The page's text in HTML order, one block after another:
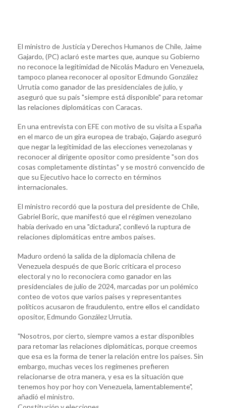
El ministro de Justicia y Derechos Humanos de Chile, Jaime
Gajardo, (PC) aclaró este martes que, aunque su Gobierno
no reconoce la legitimidad de Nicolás Maduro en Venezuela,
tampoco planea reconocer al opositor Edmundo González
Urrutia como ganador de las presidenciales de julio, y
aseguró que su país "siempre está disponible" para retomar
las relaciones diplomáticas con Caracas.
En una entrevista con EFE con motivo de su visita a España
en el marco de un gira europea de trabajo, Gajardo aseguró
que negar la legitimidad de las elecciones venezolanas y
reconocer al dirigente opositor como presidente "son dos
cosas completamente distintas" y se mostró convencido de
que su Ejecutivo hace lo correcto en términos
internacionales.
El ministro recordó que la postura del presidente de Chile,
Gabriel Boric, que manifestó que el régimen venezolano
había derivado en una "dictadura", conllevó la ruptura de
relaciones diplomáticas entre ambos países.
Maduro ordenó la salida de la diplomacia chilena de
Venezuela después de que Boric criticara el proceso
electoral y no lo reconociera como ganador en las
presidenciales de julio de 2024, marcadas por un polémico
conteo de votos que varios países y representantes
políticos acusaron de fraudulento, entre ellos el candidato
opositor, Edmundo González Urrutia.
"Nosotros, por cierto, siempre vamos a estar disponibles
para retomar las relaciones diplomáticas, porque creemos
que esa es la forma de tener la relación entre los países. Sin
embargo, muchas veces los regímenes prefieren
relacionarse de otra manera, y esa es la situación que
tenemos hoy por hoy con Venezuela, lamentablemente",
añadió el ministro.